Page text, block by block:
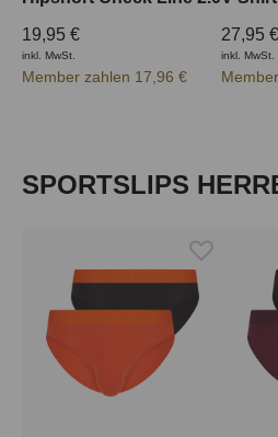
19,95 €
inkl. MwSt.
Member zahlen 17,96 €
27,95 €
inkl. MwSt.
Produktgalerie überspringen
SPORTSLIPS